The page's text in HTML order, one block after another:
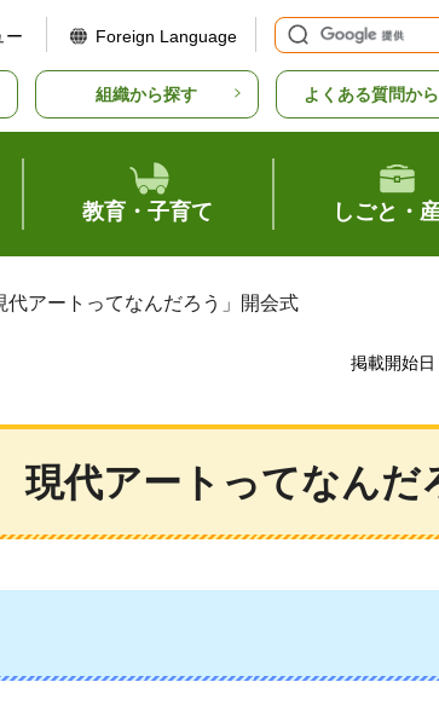
ー Foreign Language
組織から探す よくある質問か
教育・子育て しごと・
アートってなんだろう」開会式
掲載開始
代アートってなんだ